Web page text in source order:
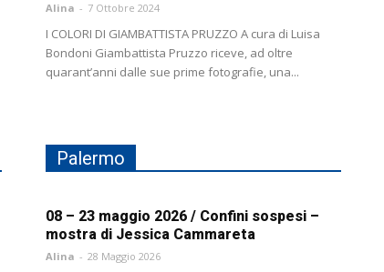
Alina - 7 Ottobre 2024
I COLORI DI GIAMBATTISTA PRUZZO A cura di Luisa
Bondoni Giambattista Pruzzo riceve, ad oltre
quarant’anni dalle sue prime fotografie, una...
Palermo
08 – 23 maggio 2026 / Confini sospesi –
mostra di Jessica Cammareta
Alina - 28 Maggio 2026